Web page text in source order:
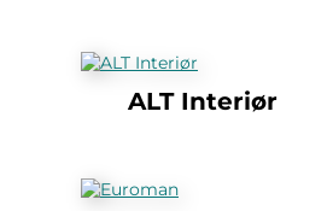
ALT Interiør